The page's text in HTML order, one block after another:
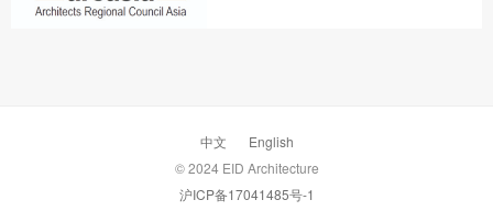
中文
English
© 2024 EID Architecture
沪ICP备17041485号-1